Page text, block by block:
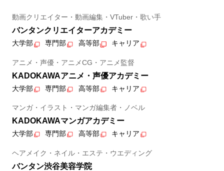
動画クリエイター・動画編集・VTuber・歌い手
バンタンクリエイターアカデミー
大学部 専門部 高等部 キャリア
アニメ・声優・アニメCG・アニメ監督
KADOKAWAアニメ・声優アカデミー
大学部 専門部 高等部 キャリア
マンガ・イラスト・マンガ編集者・ノベル
KADOKAWAマンガアカデミー
大学部 専門部 高等部 キャリア
ヘアメイク・ネイル・エステ・ウエディング
バンタン渋谷美容学院